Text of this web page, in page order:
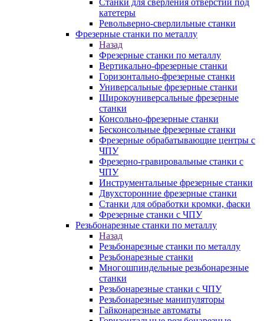
Станки для сверления отверстий под
катетеры
Револьверно-сверлильные станки
Фрезерные станки по металлу
Назад
Фрезерные станки по металлу
Вертикально-фрезерные станки
Горизонтально-фрезерные станки
Универсальные фрезерные станки
Широкоуниверсальные фрезерные
станки
Консольно-фрезерные станки
Бесконсольные фрезерные станки
Фрезерные обрабатывающие центры с
ЧПУ
Фрезерно-гравировальные станки с
ЧПУ
Инструментальные фрезерные станки
Двухсторонние фрезерные станки
Станки для обработки кромки, фаски
Фрезерные станки с ЧПУ
Резьбонарезные станки по металлу
Назад
Резьбонарезные станки по металлу
Резьбонарезные станки
Многошпиндельные резьбонарезные
станки
Резьбонарезные станки с ЧПУ
Резьбонарезные манипуляторы
Гайконарезные автоматы